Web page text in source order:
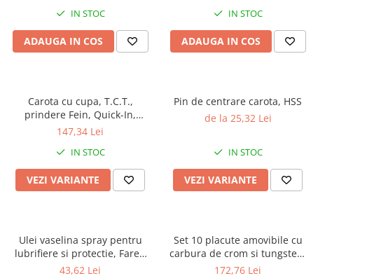
IN STOC
ADAUGA IN COS
IN STOC
ADAUGA IN COS
Carota cu cupa, T.C.T.,
prindere Fein, Quick-In,
adancime 35 mm
147,34 Lei
IN STOC
VEZI VARIANTE
Pin de centrare carota, HSS
de la 25,32 Lei
IN STOC
VEZI VARIANTE
Ulei vaselina spray pentru
lubrifiere si protectie, Faren
F73, 400 ml
43,62 Lei
Set 10 placute amovibile cu
carbura de crom si tungsten,
2 muchii taietoare, 24 x 12 x
172,76 Lei